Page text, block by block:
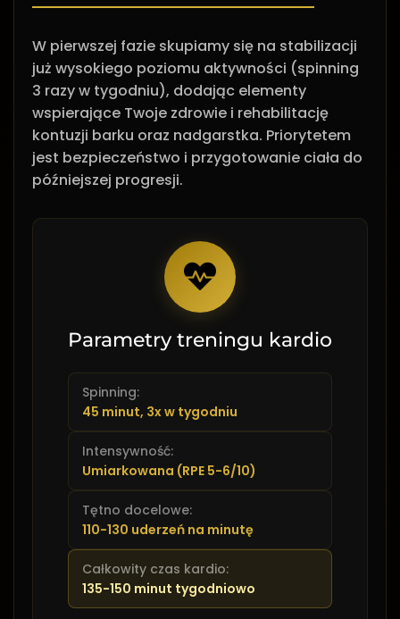
W pierwszej fazie skupiamy się na stabilizacji
już wysokiego poziomu aktywności (spinning
3 razy w tygodniu), dodając elementy
wspierające Twoje zdrowie i rehabilitację
kontuzji barku oraz nadgarstka. Priorytetem
jest bezpieczeństwo i przygotowanie ciała do
późniejszej progresji.
Parametry treningu kardio
Spinning:
45 minut, 3x w tygodniu
Intensywność:
Umiarkowana (RPE 5-6/10)
Tętno docelowe:
110-130 uderzeń na minutę
Całkowity czas kardio:
135-150 minut tygodniowo